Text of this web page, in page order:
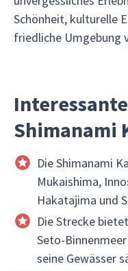
Schönheit, kulturelle
friedliche Umgebung
Shimanami
Die Shimanami
Mukaishima,
Hakatajima und
Die Strecke
Seto-
seine Gewässer